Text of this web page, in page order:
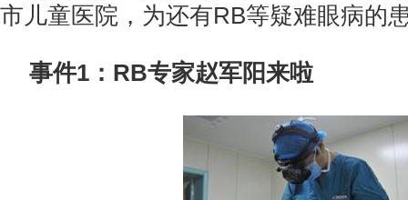
市儿童医院，为还有RB等疑难眼病的
事件1：RB专家赵军阳来啦